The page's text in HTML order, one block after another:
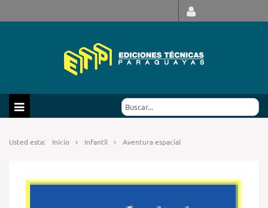
Usted esta: Inicio Infantil Aventura espacial